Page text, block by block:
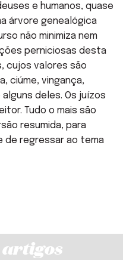
e humanos, quase
árvore genealógica
não minimiza nem
perniciosas desta
cujos valores são
ciúme, vingança,
deles. Os juízos
Tudo o mais são
resumida, para
de regressar ao tema